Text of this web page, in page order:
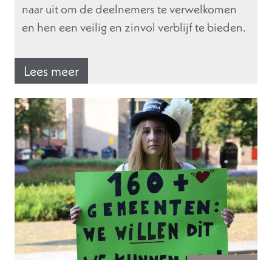
naar uit om de deelnemers te verwelkomen
en hen een veilig en zinvol verblijf te bieden.
Lees meer